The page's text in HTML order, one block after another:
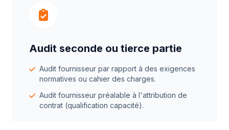
Audit seconde ou tierce partie
Audit fournisseur par rapport à des exigences
normatives ou cahier des charges.
Audit fournisseur préalable à l'attribution de
contrat (qualification capacité).